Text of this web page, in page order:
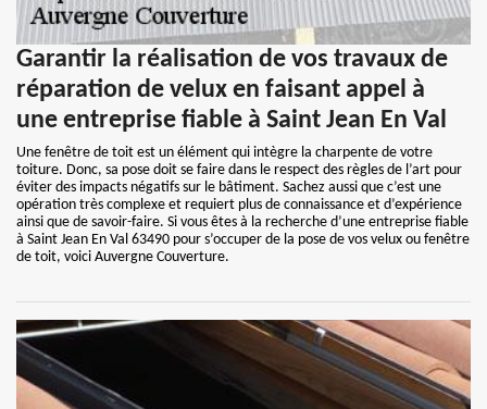
Garantir la réalisation de vos travaux de
réparation de velux en faisant appel à
une entreprise fiable à Saint Jean En Val
Une fenêtre de toit est un élément qui intègre la charpente de votre
toiture. Donc, sa pose doit se faire dans le respect des règles de l’art pour
éviter des impacts négatifs sur le bâtiment. Sachez aussi que c’est une
opération très complexe et requiert plus de connaissance et d’expérience
ainsi que de savoir-faire. Si vous êtes à la recherche d’une entreprise fiable
à Saint Jean En Val 63490 pour s’occuper de la pose de vos velux ou fenêtre
de toit, voici Auvergne Couverture.